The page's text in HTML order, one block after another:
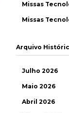
Missas
Missas
Arquivo
Julho 2026
Maio 2026
Abril 2026